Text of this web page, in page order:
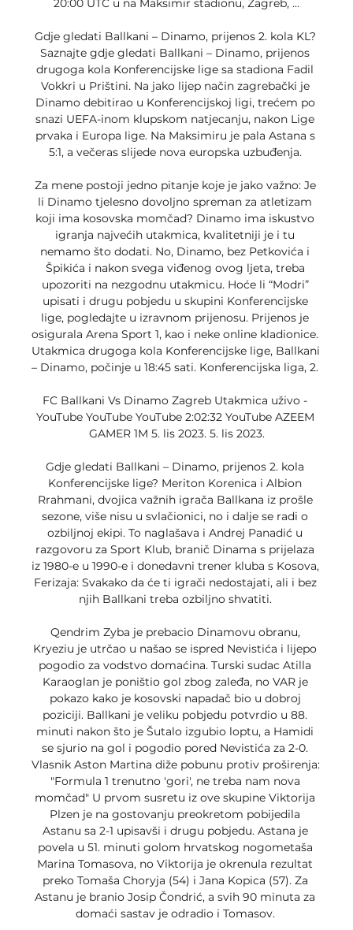
20:00 UTC u na Maksimir stadionu, Zagreb, ...
Gdje gledati Ballkani – Dinamo, prijenos 2. kola KL?
Saznajte gdje gledati Ballkani – Dinamo, prijenos
drugoga kola Konferencijske lige sa stadiona Fadil
Vokkri u Prištini. Na jako lijep način zagrebački je
Dinamo debitirao u Konferencijskoj ligi, trećem po
snazi UEFA-inom klupskom natjecanju, nakon Lige
prvaka i Europa lige. Na Maksimiru je pala Astana s
5:1, a večeras slijede nova europska uzbuđenja.
Za mene postoji jedno pitanje koje je jako važno: Je
li Dinamo tjelesno dovoljno spreman za atletizam
koji ima kosovska momčad? Dinamo ima iskustvo
igranja najvećih utakmica, kvalitetniji je i tu
nemamo što dodati. No, Dinamo, bez Petkovića i
Špikića i nakon svega viđenog ovog ljeta, treba
upozoriti na nezgodnu utakmicu. Hoće li “Modri”
upisati i drugu pobjedu u skupini Konferencijske
lige, pogledajte u izravnom prijenosu. Prijenos je
osigurala Arena Sport 1, kao i neke online kladionice.
Utakmica drugoga kola Konferencijske lige, Ballkani
– Dinamo, počinje u 18:45 sati. Konferencijska liga, 2.
FC Ballkani Vs Dinamo Zagreb Utakmica uživo -
YouTube YouTube YouTube 2:02:32 YouTube AZEEM
GAMER 1M 5. lis 2023. 5. lis 2023.
Gdje gledati Ballkani – Dinamo, prijenos 2. kola
Konferencijske lige? Meriton Korenica i Albion
Rrahmani, dvojica važnih igrača Ballkana iz prošle
sezone, više nisu u svlačionici, no i dalje se radi o
ozbiljnoj ekipi. To naglašava i Andrej Panadić u
razgovoru za Sport Klub, branič Dinama s prijelaza
iz 1980-e u 1990-e i donedavni trener kluba s Kosova,
Ferizaja: Svakako da će ti igrači nedostajati, ali i bez
njih Ballkani treba ozbiljno shvatiti.
Qendrim Zyba je prebacio Dinamovu obranu,
Kryeziu je utrčao u našao se ispred Nevistića i lijepo
pogodio za vodstvo domaćina. Turski sudac Atilla
Karaoglan je poništio gol zbog zaleđa, no VAR je
pokazo kako je kosovski napadač bio u dobroj
poziciji. Ballkani je veliku pobjedu potvrdio u 88.
minuti nakon što je Šutalo izgubio loptu, a Hamidi
se sjurio na gol i pogodio pored Nevistića za 2-0.
Vlasnik Aston Martina diže pobunu protiv proširenja:
"Formula 1 trenutno 'gori', ne treba nam nova
momčad" U prvom susretu iz ove skupine Viktorija
Plzen je na gostovanju preokretom pobijedila
Astanu sa 2-1 upisavši i drugu pobjedu. Astana je
povela u 51. minuti golom hrvatskog nogometaša
Marina Tomasova, no Viktorija je okrenula rezultat
preko Tomaša Choryja (54) i Jana Kopica (57). Za
Astanu je branio Josip Čondrić, a svih 90 minuta za
domaći sastav je odradio i Tomasov.